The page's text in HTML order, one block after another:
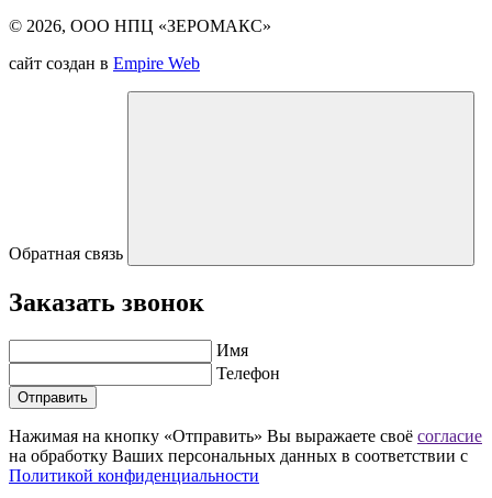
© 2026, ООО НПЦ «ЗЕРОМАКС»
сайт создан в Empire Web
Обратная связь
Заказать звонок
Имя
Телефон
Отправить
Нажимая на кнопку «Отправить» Вы выражаете своё согласие
на обработку Ваших персональных данных в соответствии с
Политикой конфиденциальности